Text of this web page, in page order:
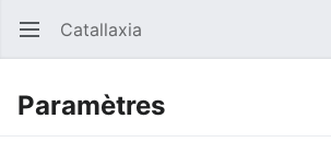
Ouvrir le menu principal Catallaxia
Paramètres